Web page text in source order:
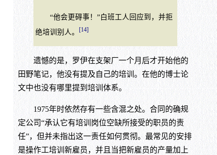
“他会更碍事！”白班工人回应到，并拒
绝培训别人。
[14]
遗憾的是，罗伊在支架厂一个月后才开始他的
田野笔记，他没有提及自己的培训。在他的博士论
文中也没有哪里提到培训体系。
1975年时依然存有一些含混之处。合同的确规
定公司“承认它有培训岗位空缺所接受的职员的责
任”，但并未指出这一责任如何贯彻。最常见的安排
是操作工培训新雇员，并且当把新雇员的产量加上